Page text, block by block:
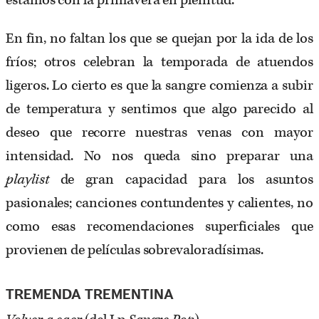
En fin, no faltan los que se quejan por la ida de los
fríos; otros celebran la temporada de atuendos
ligeros. Lo cierto es que la sangre comienza a subir
de temperatura y sentimos que algo parecido al
deseo que recorre nuestras venas con mayor
intensidad. No nos queda sino preparar una
playlistde gran capacidad para los asuntos
pasionales; canciones contundentes y calientes, no
como esas recomendaciones superficiales que
provienen de películas sobrevaloradísimas.
TREMENDA TREMENTINA